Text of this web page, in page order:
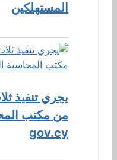
المستهلكين
يجري تنفيذ
من مكتب
gov.cy